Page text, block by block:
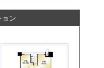
ョン